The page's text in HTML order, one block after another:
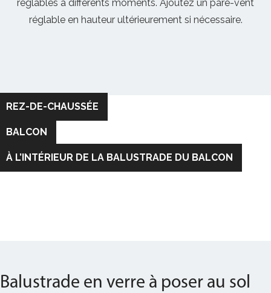
réglables à différents moments. Ajoutez un pare-vent
réglable en hauteur ultérieurement si nécessaire.
Balustrade en verre à poser au sol